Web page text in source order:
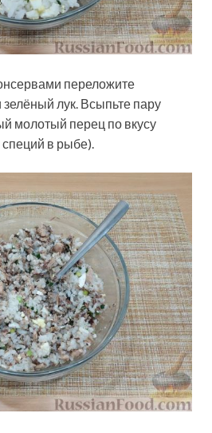
переложите
лук. Всыпьте пару
молотый перец по вкусу
в рыбе).